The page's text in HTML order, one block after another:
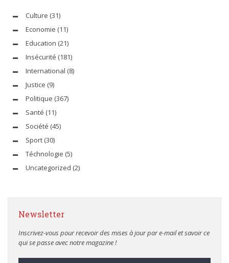
Culture (31)
Economie (11)
Education (21)
Insécurité (181)
International (8)
Justice (9)
Politique (367)
Santé (11)
Société (45)
Sport (30)
Téchnologie (5)
Uncategorized (2)
Newsletter
Inscrivez-vous pour recevoir des mises à jour par e-mail et savoir ce
qui se passe avec notre magazine !